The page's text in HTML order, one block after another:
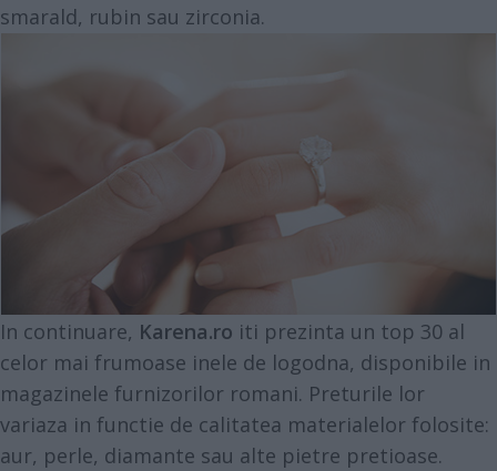
smarald, rubin sau zirconia.
In continuare, Karena.ro iti prezinta un top 30 al
celor mai frumoase inele de logodna, disponibile in
magazinele furnizorilor romani. Preturile lor
variaza in functie de calitatea materialelor folosite:
aur, perle, diamante sau alte pietre pretioase.